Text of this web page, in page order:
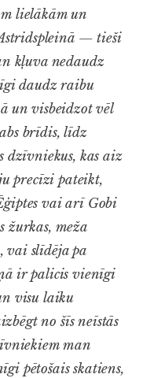
lielākām un
— tieši
kļuva nedaudz
daudz raibu
un visbeidzot vēl
brīdis, līdz
dzīvniekus, kas aiz
precīzi pateikt,
vai arī Gobi
žurkas, meža
vai slīdēja pa
ir palicis vienīgi
visu laiku
no šīs neīstās
man
pētošais skatiens,